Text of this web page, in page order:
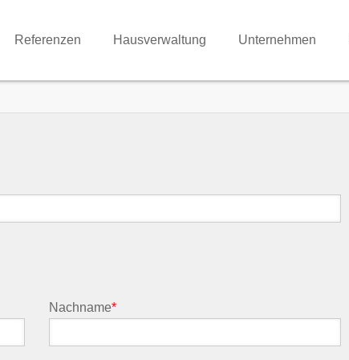
Referenzen Hausverwaltung Unternehmen
Nachname*